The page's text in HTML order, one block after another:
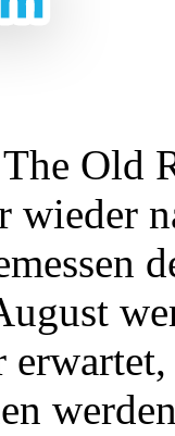
Old
wieder